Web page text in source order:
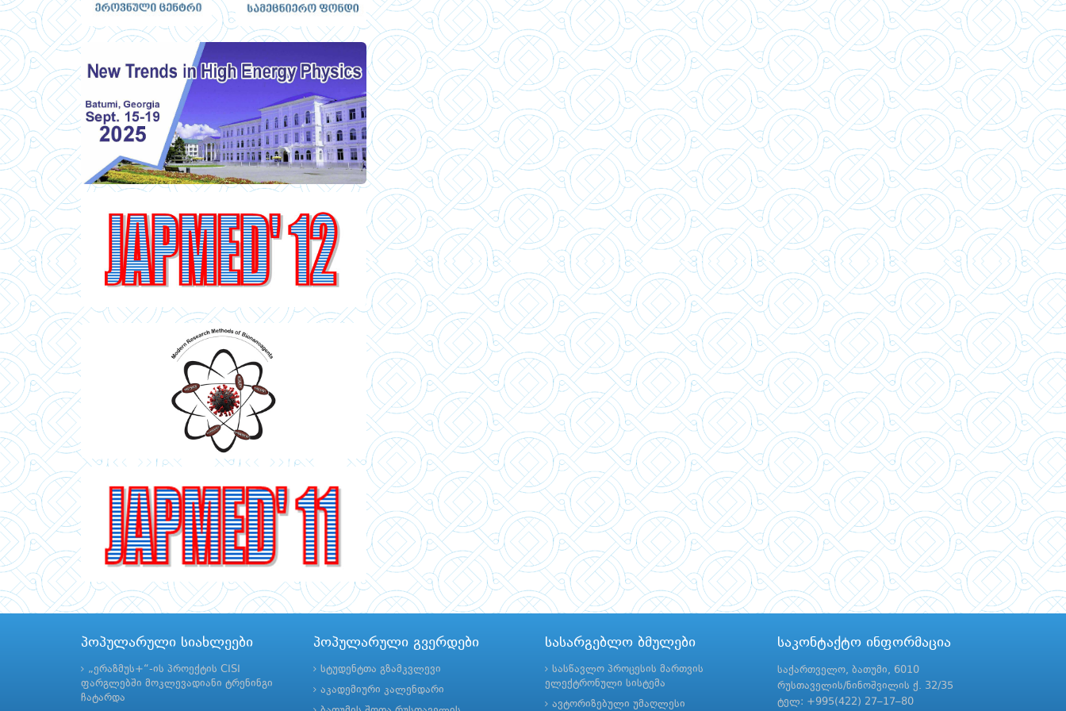
პოპულარული სიახლეები
„ერაზმუს+“-ის პროექტის CISI
ფარგლებში მოკლევადიანი ტრენინგი
ჩატარდა
პოპულარული გვერდები
სტუდენტთა გზამკვლევი
აკადემიური კალენდარი
სასარგებლო ბმულები
სასწავლო პროცესის მართვის
ელექტრონული სისტემა
ავტორიზებული უმაღლესი
საკონტაქტო ინფორმაცია
საქართველო, ბათუმი, 6010
რუსთაველის/ნინოშვილის ქ. 32/35
ტელ: +995(422) 27–17–80